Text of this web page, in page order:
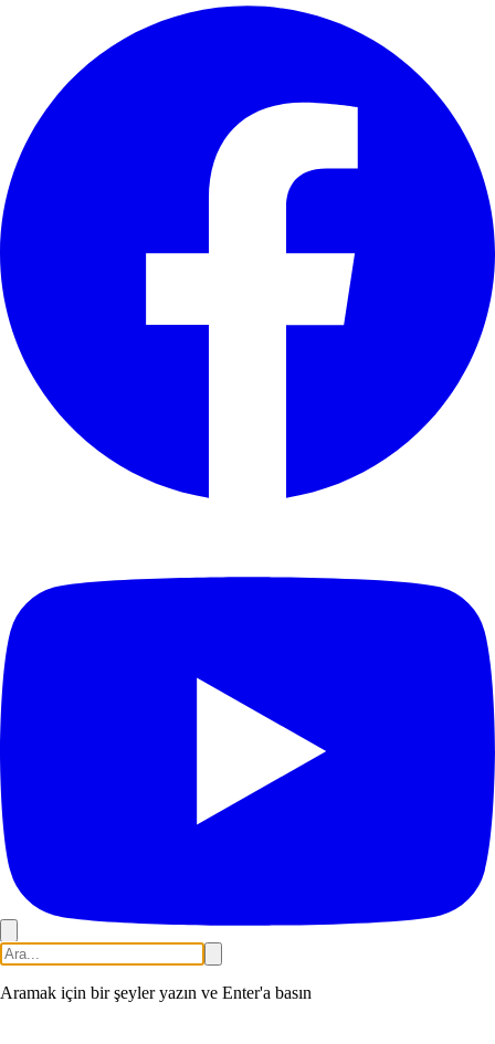
Aramak için bir şeyler yazın ve Enter'a basın